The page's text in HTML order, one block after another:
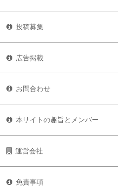
投稿募集
広告掲載
お問合わせ
本サイトの趣旨とメンバー
運営会社
免責事項